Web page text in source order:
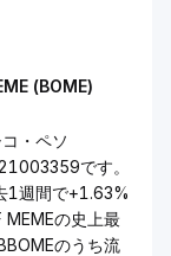
(BOME)
・ペソ
です。
週間で+1.63%
の史上最
のうち流